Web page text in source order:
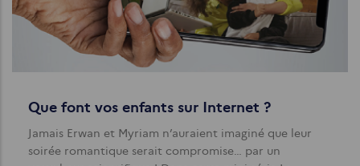
Que font vos enfants sur Internet ?
Jamais Erwan et Myriam n’auraient imaginé que leur
soirée romantique serait compromise… par un